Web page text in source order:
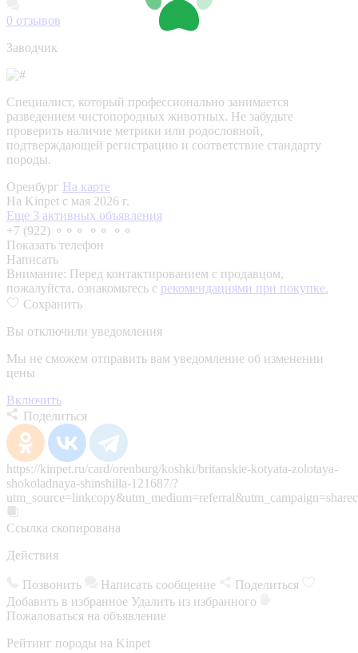
0 отзывов
Заводчик
Специалист, который профессионально занимается
разведением чистопородных животных. Не забудьте
проверить наличие метрики или родословной,
подтверждающей регистрацию и соответствие стандарту
породы.
Оренбург На карте
На Kinpet c мая 2026 г.
Еще 3 активных объявления
+7 (922) ⚬⚬⚬ ⚬⚬ ⚬⚬
Показать телефон
Написать
Внимание: Перед контактированием с продавцом,
пожалуйста, ознакомьтесь с рекомендациями при покупке.
Сохранить
Вы отключили уведомления
Мы не сможем отправить вам уведомление об изменении
цены
Включить
Поделиться
https://kinpet.ru/card/orenburg/koshki/britanskie-kotyata-zolotaya-
shokoladnaya-shinshilla-121687/?
Ссылка скопирована
Действия
Позвонить Написать сообщение
Поделиться
Добавить в избранное Удалить из избранного
Пожаловаться на объявление
Рейтинг породы на Kinpet